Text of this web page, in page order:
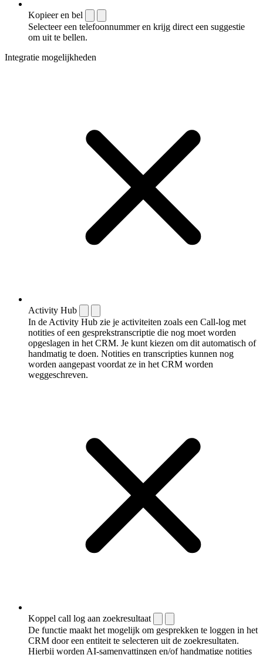
Kopieer en bel
Selecteer een telefoonnummer en krijg direct een suggestie
om uit te bellen.
Integratie mogelijkheden
Activity Hub
In de Activity Hub zie je activiteiten zoals een Call-log met
notities of een gespreks­transcriptie die nog moet worden
opgeslagen in het CRM. Je kunt kiezen om dit automatisch of
handmatig te doen. Notities en transcripties kunnen nog
worden aangepast voordat ze in het CRM worden
weggeschreven.
Koppel call log aan zoekresultaat
De functie maakt het mogelijk om gesprekken te loggen in het
CRM door een entiteit te selecteren uit de zoekresultaten.
Hierbij worden AI-samenvattingen en/of handmatige notities